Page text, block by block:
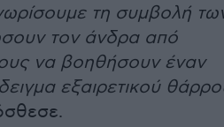
τη συμβολή
τον άνδρα από
να βοηθήσουν έναν
εξαιρετικού